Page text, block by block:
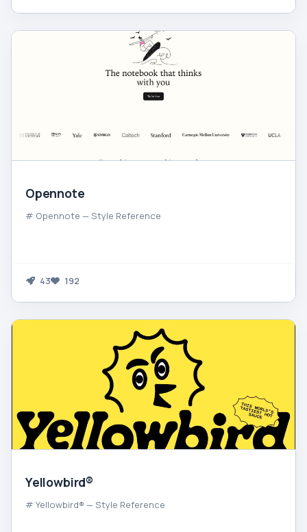
Opennote
# Opennote — Style Reference
43 192
Yellowbird®
# Yellowbird® — Style Reference